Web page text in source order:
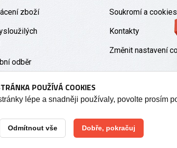
zboží
odběr
Soukromí a cookies
Kontakty
Změnit nastavení
- Tonery do tiskáren
POUŽÍVÁ COOKIES
lépe a snadněji používaly, povolte prosím
Odmítnout vše Dobře, pokračuj